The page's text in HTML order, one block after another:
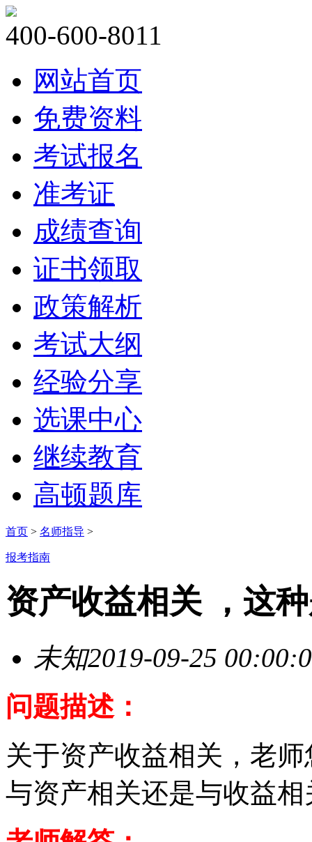
400-600-8011
网站首页
免费资料
考试报名
准考证
成绩查询
证书领取
政策解析
考试大纲
经验分享
选课中心
继续教育
高顿题库
首页 > 名师指导 >
报考指南
资产收益相关 ，这
未知2019-09-25
问题描述：
关于资产收益相关，老
与资产相关还是与收益